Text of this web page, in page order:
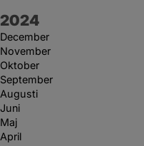
År:
2024
December
November
Oktober
September
Augusti
Juni
Maj
April